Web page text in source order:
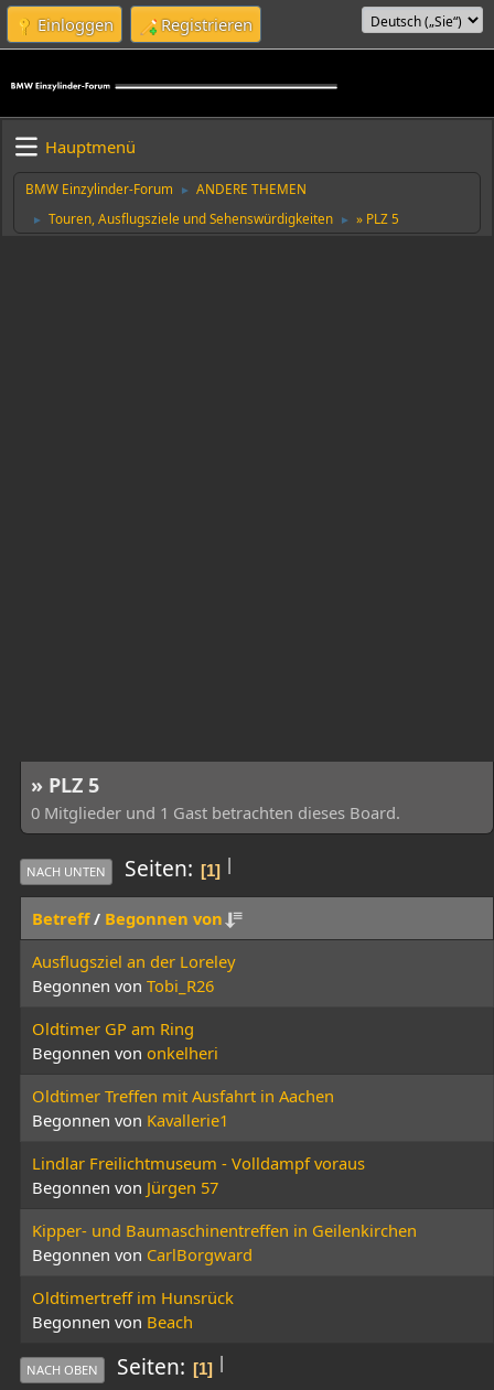
Einloggen Registrieren
Hauptmenü
BMW Einzylinder-Forum ► ANDERE THEMEN
► Touren, Ausflugsziele und Sehenswürdigkeiten ► » PLZ 5
» PLZ 5
0 Mitglieder und 1 Gast betrachten dieses Board.
|
NACH UNTEN Seiten 1
Betreff/ Begonnen von
Ausflugsziel an der Loreley
Begonnen von Tobi_R26
Oldtimer GP am Ring
Begonnen von onkelheri
Oldtimer Treffen mit Ausfahrt in Aachen
Begonnen von Kavallerie1
Lindlar Freilichtmuseum - Volldampf voraus
Begonnen von Jürgen 57
Kipper- und Baumaschinentreffen in Geilenkirchen
Begonnen von CarlBorgward
Oldtimertreff im Hunsrück
Begonnen von Beach
|
NACH OBEN Seiten 1